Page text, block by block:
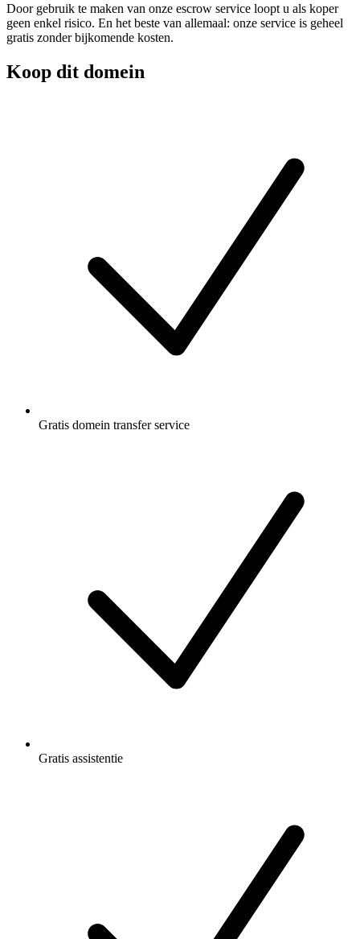
Door gebruik te maken van onze escrow service loopt u als koper
geen enkel risico. En het beste van allemaal: onze service is geheel
gratis zonder bijkomende kosten.
Koop dit domein
Gratis domein transfer service
Gratis assistentie